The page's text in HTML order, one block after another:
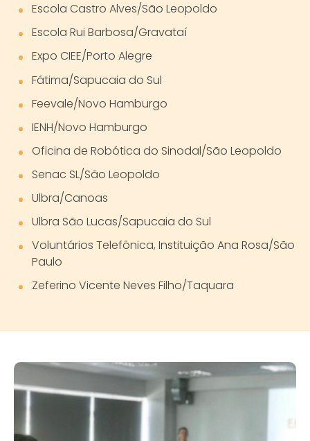
Escola Castro Alves/São Leopoldo
Escola Rui Barbosa/Gravataí
Expo CIEE/Porto Alegre
Fátima/Sapucaia do Sul
Feevale/Novo Hamburgo
IENH/Novo Hamburgo
Oficina de Robótica do Sinodal/São Leopoldo
Senac SL/São Leopoldo
Ulbra/Canoas
Ulbra São Lucas/Sapucaia do Sul
Voluntários Telefônica, Instituição Ana Rosa/São
Paulo
Zeferino Vicente Neves Filho/Taquara